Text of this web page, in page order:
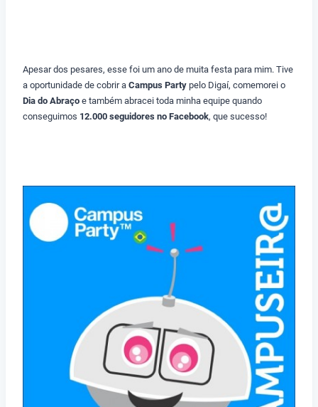
Apesar dos pesares, esse foi um ano de muita festa para mim. Tive
a oportunidade de cobrir a Campus Party pelo Digaí, comemorei o
Dia do Abraço e também abracei toda minha equipe quando
conseguimos 12.000 seguidores no Facebook, que sucesso!